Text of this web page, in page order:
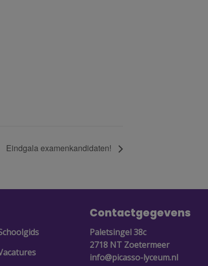
Eindgala examenkandidaten!
Contactgegevens
Paletsingel 38c
2718 NT Zoetermeer
info@picasso-lyceum.nl